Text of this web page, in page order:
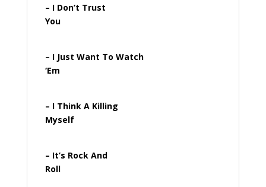
– I Don’t Trust
You
– I Just Want To Watch
‘Em
– I Think A Killing
Myself
– It’s Rock And
Roll